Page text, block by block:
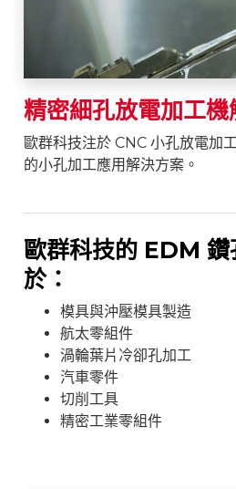
精密細孔放電加工機
歐群科技注於 CNC 小孔放電加
的小孔加工應用解決方案。
歐群科技的 EDM 鑽
於：
模具與沖壓模具製造
航太零組件
渦輪葉片冷卻孔加工
汽車零件
切削工具
精密工業零組件